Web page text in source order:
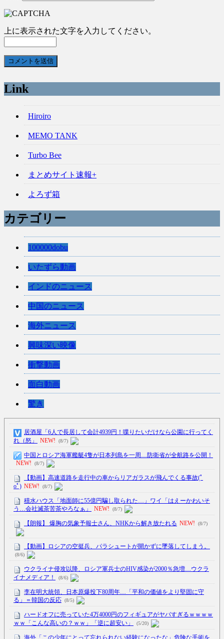
上に表示された文字を入力してください。
Link
Hiroiro
MEMO TANK
Turbo Bee
まとめサイト速報+
よろず箱
カテゴリー
100000dobu
いたずら動画
インドのニュース
中国のニュース
海外ニュース
興味深い映像
衝撃動画
面白動画
驚き
居酒屋「6人で長居して会計4939円！喋りたいだけなら公園に行ってく
れ（怒」
NEW! (8/7)
中国とロシア海軍艦艇4隻が日本列島を一周…防衛省が全航路を公開！
NEW!
(8/7)
【動画】高速道路を走行中の車からリアガラスが飛んでくる事故(ﾟ
oﾟ) NEW! (8/7)
積水ハウス「地面師に55億円騙し取られた…」ワイ「はえーかわいそ
う…会社滅茶苦茶やろなぁ」
NEW! (8/7)
【朗報】 爆胸の気象予報士さん、NHKから解き放たれる NEW! (8/7)
【動画】ロシアの空挺兵、パラシュートが開かずに墜落してしまう。
(8/6)
ウクライナ侵攻以降、ロシア軍兵士のHIV感染が2000％急増…ウクラ
イナメディア！
(8/6)
李在明大統領、日本原爆投下80周年…「平和の価値をより堅固に守
る」＝韓国の反応 (8/5)
ハードオフに売っていた4万4000円のフィギュアがヤバすぎるｗｗｗｗ
ｗｗ「こんな高いの？ｗｗ」「逆に超安い」
(5/20)
海外「この少年にとって忘れられない経験になったな」危険な手術を